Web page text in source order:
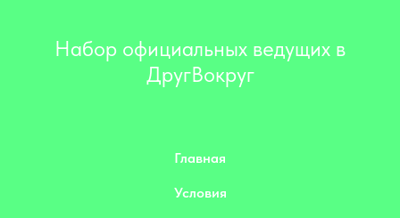
Набор официальных ведущих в
ДругВокруг
Главная
Условия